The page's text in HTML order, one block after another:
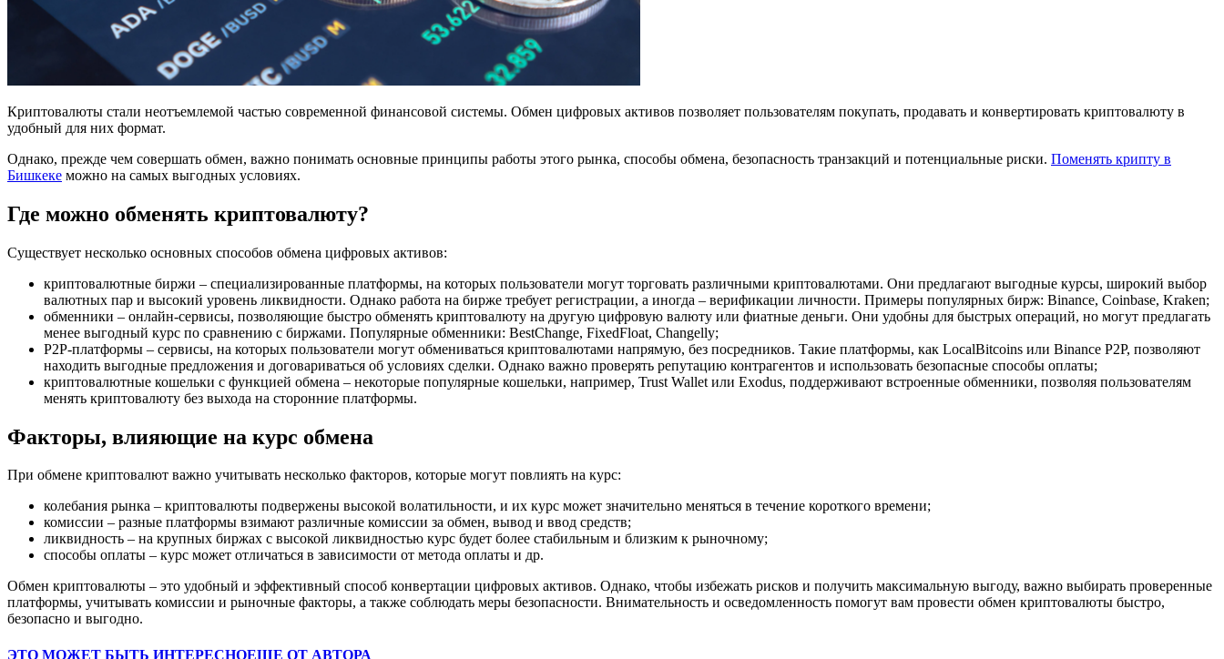
Криптовалюты стали неотъемлемой частью современной финансовой системы. Обмен цифровых активов позволяет пользователям покупать, продавать и конвертировать криптовалюту в
удобный для них формат.
Однако, прежде чем совершать обмен, важно понимать основные принципы работы этого рынка, способы обмена, безопасность транзакций и потенциальные риски. Поменять крипту в
Бишкеке можно на самых выгодных условиях.
Где можно обменять криптовалюту?
Существует несколько основных способов обмена цифровых активов:
криптовалютные биржи – специализированные платформы, на которых пользователи могут торговать различными криптовалютами. Они предлагают выгодные курсы, широкий выбор
валютных пар и высокий уровень ликвидности. Однако работа на бирже требует регистрации, а иногда – верификации личности. Примеры популярных бирж: Binance, Coinbase, Kraken;
обменники – онлайн-сервисы, позволяющие быстро обменять криптовалюту на другую цифровую валюту или фиатные деньги. Они удобны для быстрых операций, но могут предлагать
менее выгодный курс по сравнению с биржами. Популярные обменники: BestChange, FixedFloat, Changelly;
P2P-платформы – сервисы, на которых пользователи могут обмениваться криптовалютами напрямую, без посредников. Такие платформы, как LocalBitcoins или Binance P2P, позволяют
находить выгодные предложения и договариваться об условиях сделки. Однако важно проверять репутацию контрагентов и использовать безопасные способы оплаты;
криптовалютные кошельки с функцией обмена – некоторые популярные кошельки, например, Trust Wallet или Exodus, поддерживают встроенные обменники, позволяя пользователям
менять криптовалюту без выхода на сторонние платформы.
Факторы, влияющие на курс обмена
При обмене криптовалют важно учитывать несколько факторов, которые могут повлиять на курс:
колебания рынка – криптовалюты подвержены высокой волатильности, и их курс может значительно меняться в течение короткого времени;
комиссии – разные платформы взимают различные комиссии за обмен, вывод и ввод средств;
ликвидность – на крупных биржах с высокой ликвидностью курс будет более стабильным и близким к рыночному;
способы оплаты – курс может отличаться в зависимости от метода оплаты и др.
Обмен криптовалюты – это удобный и эффективный способ конвертации цифровых активов. Однако, чтобы избежать рисков и получить максимальную выгоду, важно выбирать проверенные
платформы, учитывать комиссии и рыночные факторы, а также соблюдать меры безопасности. Внимательность и осведомленность помогут вам провести обмен криптовалюты быстро,
безопасно и выгодно.
ЭТО МОЖЕТ БЫТЬ ИНТЕРЕСНОЕЩЕ ОТ АВТОРА